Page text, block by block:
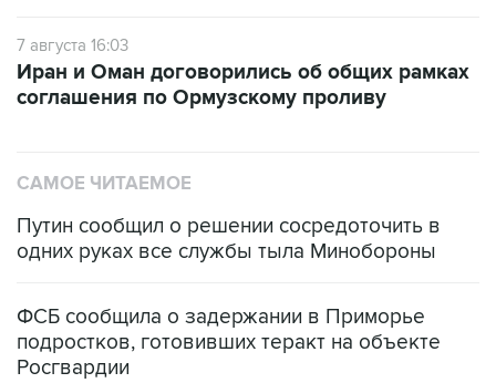
7 августа 16:03
Иран и Оман договорились об общих рамках
соглашения по Ормузскому проливу
САМОЕ ЧИТАЕМОЕ
Путин сообщил о решении сосредоточить в
одних руках все службы тыла Минобороны
ФСБ сообщила о задержании в Приморье
подростков, готовивших теракт на объекте
Росгвардии